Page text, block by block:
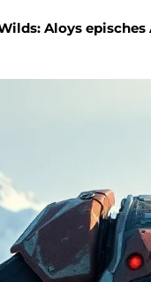
Aloys